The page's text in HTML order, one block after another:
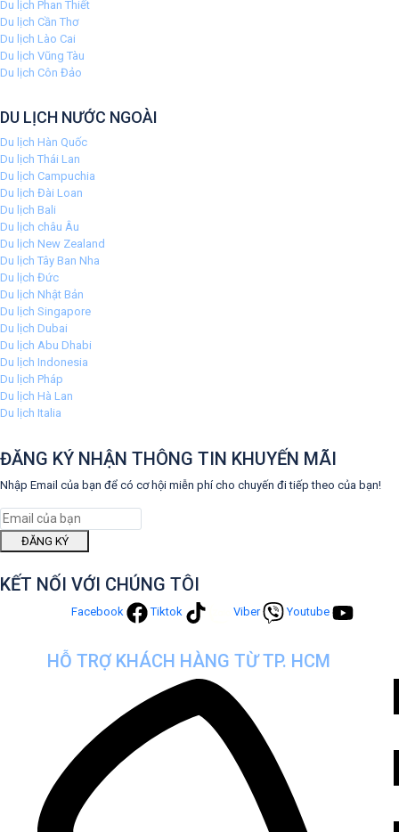
Du lịch Phan Thiết
Du lịch Cần Thơ
Du lịch Lào Cai
Du lịch Vũng Tàu
Du lịch Côn Đảo
DU LỊCH NƯỚC NGOÀI
Du lịch Hàn Quốc
Du lịch Thái Lan
Du lịch Campuchia
Du lịch Đài Loan
Du lịch Bali
Du lịch châu Âu
Du lịch New Zealand
Du lịch Tây Ban Nha
Du lịch Đức
Du lịch Nhật Bản
Du lịch Singapore
Du lịch Dubai
Du lịch Abu Dhabi
Du lịch Indonesia
Du lịch Pháp
Du lịch Hà Lan
Du lịch Italia
ĐĂNG KÝ NHẬN THÔNG TIN KHUYẾN MÃI
Nhập Email của bạn để có cơ hội miễn phí cho chuyến đi tiếp theo của bạn!
ĐĂNG KÝ
KẾT NỐI VỚI CHÚNG TÔI
Facebook Tiktok Viber Youtube
HỖ TRỢ KHÁCH HÀNG TỪ TP. HCM